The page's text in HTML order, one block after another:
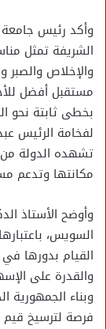
وأكد رئيس جامعة
الشريفة تمثل
والإخلاص
مستقبل أفضل
بخطى ثابتة نحو
لفخامة الرئيس
تشهده الدولة
مكانتها وتدعم
وأوضح الأستاذ
السويس،
القيام بدورها
والقدرة على
وبناء الجمهورية
فرصة لترسيخ قيم